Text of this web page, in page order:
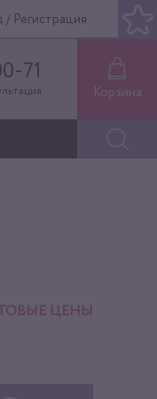
/ Регистрация
71
Корзина
ЦЕНЫ